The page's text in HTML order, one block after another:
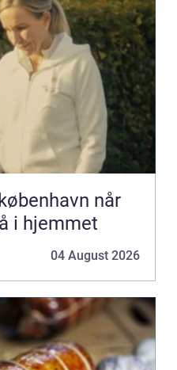
når
i hjemmet
04 August 2026